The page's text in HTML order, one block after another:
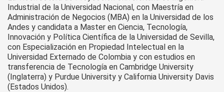
Industrial de la Universidad Nacional, con Maestría en
Administración de Negocios (MBA) en la Universidad de los
Andes y candidata a Master en Ciencia, Tecnología,
Innovación y Política Científica de la Universidad de Sevilla,
con Especialización en Propiedad Intelectual en la
Universidad Externado de Colombia y con estudios en
transferencia de Tecnología en Cambridge University
(Inglaterra) y Purdue University y California University Davis
(Estados Unidos).